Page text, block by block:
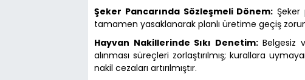
Şeker Pancarında Sözleşmeli Dönem: Şeker
tamamen yasaklanarak planlı üretime geçiş
Hayvan Nakillerinde Sıkı Denetim:Belgesiz
alınması süreçleri zorlaştırılmış; kurallara
nakil cezaları artırılmıştır.